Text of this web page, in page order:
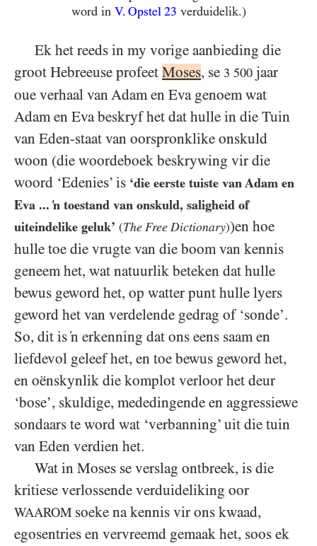
word in V. Opstel 23 verduidelik.)
Ek het reeds in my vorige aanbieding die
groot Hebreeuse profeet Moses, se 3 500 jaar
oue verhaal van Adam en Eva genoem wat
Adam en Eva beskryf het dat hulle in die Tuin
van Eden-staat van oorspronklike onskuld
woon (die woordeboek beskrywing vir die
woord ‘Edenies’ is ‘die eerste tuiste van Adam en
Eva ... ‘n toestand van onskuld, saligheid of
uiteindelike geluk’ (The Free Dictionary))en hoe
hulle toe die vrugte van die boom van kennis
geneem het, wat natuurlik beteken dat hulle
bewus geword het, op watter punt hulle lyers
geword het van verdelende gedrag of ‘sonde’.
So, dit is ‘n erkenning dat ons eens saam en
liefdevol geleef het, en toe bewus geword het,
en oënskynlik die komplot verloor het deur
‘bose’, skuldige, mededingende en aggressiewe
sondaars te word wat ‘verbanning’ uit die tuin
van Eden verdien het.
Wat in Moses se verslag ontbreek, is die
kritiese verlossende verduideliking oor
WAAROM soeke na kennis vir ons kwaad,
egosentries en vervreemd gemaak het, soos ek